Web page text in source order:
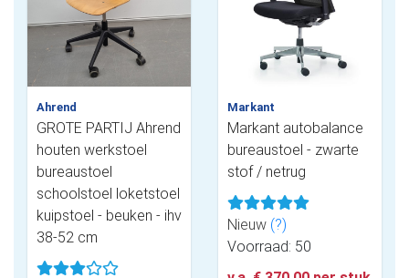
Ahrend
GROTE PARTIJ Ahrend
houten werkstoel
bureaustoel
schoolstoel loketstoel
kuipstoel - beuken - ihv
38-52 cm
Markant
Markant autobalance
bureaustoel - zwarte
stof / netrug
Nieuw (?)
Voorraad: 50